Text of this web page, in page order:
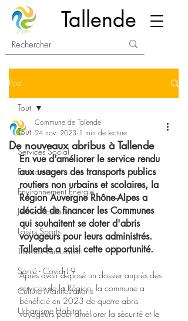
Tallende
Post
Tout
Services Social
Economie
Environnement Energie
Jeunes Scolaire
Loisirs Sports
Travaux Circulation
Santé - Covid-19
Culture Manifestations
Urbanisme Habitat
Tout
De nouveaux abribus à Tallende
Commune de Tallende
24 nov. 2023 1 min de lecture
En vue d’améliorer le service rendu
aux usagers des transports publics
routiers non urbains et scolaires, la
Région Auvergne Rhône-Alpes a
décidé de financer les Communes
qui souhaitent se doter d'abris
voyageurs pour leurs administrés.
Tallende a saisi cette opportunité.
Après avoir déposé un dossier auprès des
services de la Région, la commune a
bénéficié en 2023 de quatre abris
voyageurs pour améliorer la sécurité et le